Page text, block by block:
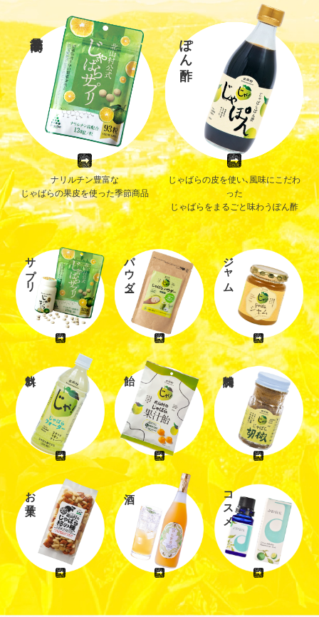
ナリルチン豊富な
じゃばらの果皮を使った季節商品
ぽん酢
じゃばらの皮を使い、風味にこだわ
った
じゃばらをまるごと味わうぽん酢
サプリ パウダー ジャム
お菓子 コスメ